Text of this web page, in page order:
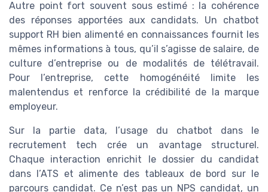
Autre point fort souvent sous estimé : la cohérence
des réponses apportées aux candidats. Un chatbot
support RH bien alimenté en connaissances fournit les
mêmes informations à tous, qu’il s’agisse de salaire, de
culture d’entreprise ou de modalités de télétravail.
Pour l’entreprise, cette homogénéité limite les
malentendus et renforce la crédibilité de la marque
employeur.
Sur la partie data, l’usage du chatbot dans le
recrutement tech crée un avantage structurel.
Chaque interaction enrichit le dossier du candidat
dans l’ATS et alimente des tableaux de bord sur le
parcours candidat. Ce n’est pas un NPS candidat, un